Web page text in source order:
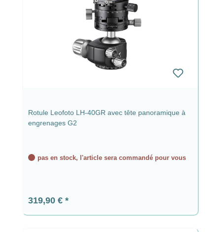
Rotule Leofoto LH-40GR avec tête panoramique à
engrenages G2
pas en stock, l'article sera commandé pour vous
Prix régulier :
319,90 €